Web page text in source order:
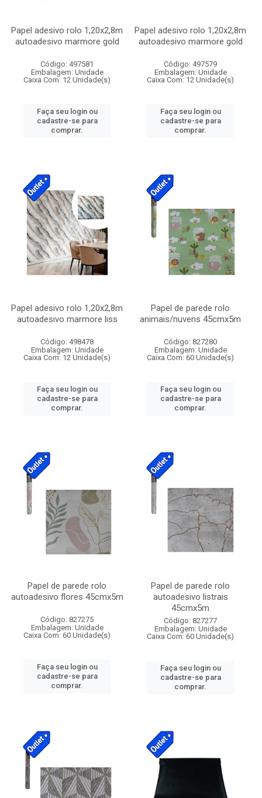
Papel adesivo rolo 1,20x2,8m
autoadesivo marmore gold
Código: 497581
Embalagem: Unidade
Caixa Com: 12 Unidade(s)
Faça seu login ou
cadastre-se para
comprar.
Papel adesivo rolo 1,20x2,8m
autoadesivo marmore gold
Código: 497579
Embalagem: Unidade
Caixa Com: 12 Unidade(s)
Faça seu login ou
cadastre-se para
comprar.
Papel adesivo rolo 1,20x2,8m
autoadesivo marmore liss
Código: 498478
Embalagem: Unidade
Caixa Com: 12 Unidade(s)
Faça seu login ou
cadastre-se para
comprar.
Papel de parede rolo
animais/nuvens 45cmx5m
Código: 827280
Embalagem: Unidade
Caixa Com: 60 Unidade(s)
Faça seu login ou
cadastre-se para
comprar.
Papel de parede rolo
autoadesivo flores 45cmx5m
Código: 827275
Embalagem: Unidade
Caixa Com: 60 Unidade(s)
Faça seu login ou
cadastre-se para
comprar.
Papel de parede rolo
autoadesivo listrais
45cmx5m
Código: 827277
Embalagem: Unidade
Caixa Com: 60 Unidade(s)
Faça seu login ou
cadastre-se para
comprar.